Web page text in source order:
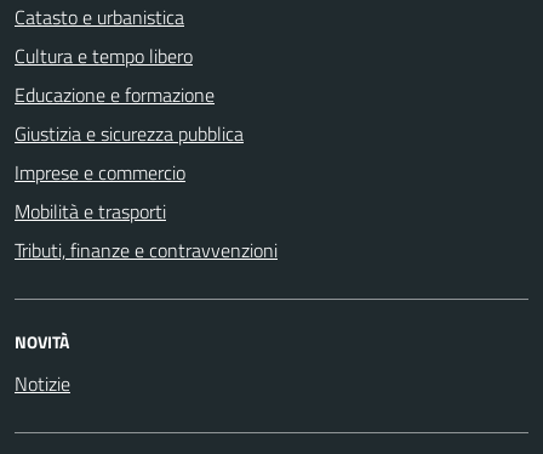
Catasto e urbanistica
Cultura e tempo libero
Educazione e formazione
Giustizia e sicurezza pubblica
Imprese e commercio
Mobilità e trasporti
Tributi, finanze e contravvenzioni
NOVITÀ
Notizie